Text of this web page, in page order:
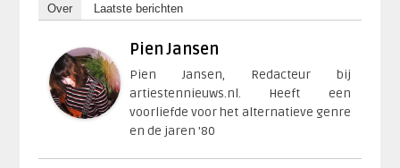
Over Laatste berichten
Pien Jansen
Pien Jansen, Redacteur bij
artiestennieuws.nl. Heeft een
voorliefde voor het alternatieve genre
en de jaren '80